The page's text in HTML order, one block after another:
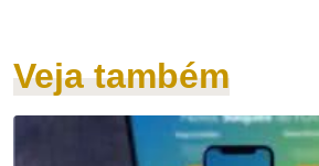
Veja também